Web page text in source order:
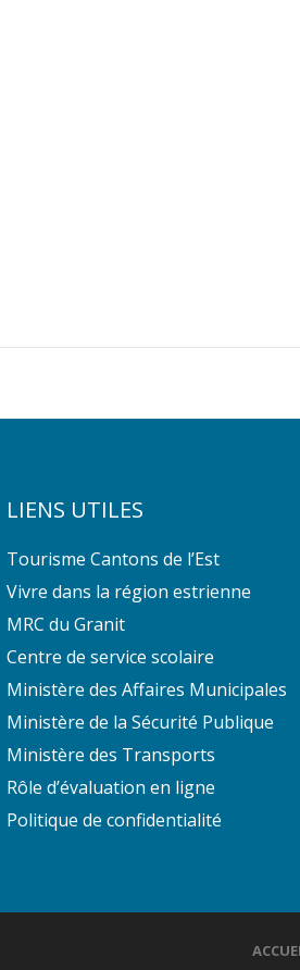
LIENS UTILES
Tourisme Cantons de l’Est
Vivre dans la région estrienne
MRC du Granit
Centre de service scolaire
Ministère des Affaires Municipales
Ministère de la Sécurité Publique
Ministère des Transports
Rôle d’évaluation en ligne
Politique de confidentialité